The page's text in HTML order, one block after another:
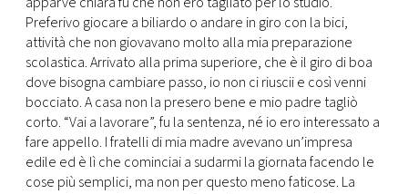
Preferivo giocare a biliardo o andare in giro con la bici,
attività che non giovavano molto alla mia preparazione
scolastica. Arrivato alla prima superiore, che è il giro di boa
dove bisogna cambiare passo, io non ci riuscii e così venni
bocciato. A casa non la presero bene e mio padre tagliò
corto. “Vai a lavorare”, fu la sentenza, né io ero interessato a
fare appello. I fratelli di mia madre avevano un’impresa
edile ed è lì che cominciai a sudarmi la giornata facendo le
cose più semplici, ma non per questo meno faticose. La